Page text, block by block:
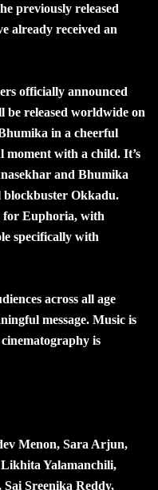
previously released
already received an
officially announced
released worldwide on
in a cheerful
moment with a child. It’s
and Bhumika
blockbuster Okkadu.
for Euphoria, with
specifically with
across all age
message. Music is
is
Menon, Sara Arjun,
Yalamanchili,
Sreenika Reddy,